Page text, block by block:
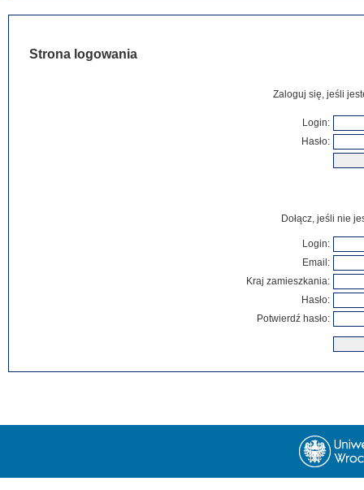
Strona logowania
Zaloguj się, jeśli
Login:
Hasło:
Dołącz, jeśli nie
Login:
Email:
Kraj zamieszkania:
Hasło:
Potwierdź hasło: